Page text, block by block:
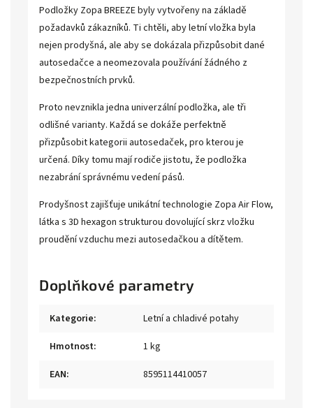
Podložky Zopa BREEZE byly vytvořeny na základě
požadavků zákazníků. Ti chtěli, aby letní vložka byla
nejen prodyšná, ale aby se dokázala přizpůsobit dané
autosedačce a neomezovala používání žádného z
bezpečnostních prvků.
Proto nevznikla jedna univerzální podložka, ale tři
odlišné varianty. Každá se dokáže perfektně
přizpůsobit kategorii autosedaček, pro kterou je
určená. Díky tomu mají rodiče jistotu, že podložka
nezabrání správnému vedení pásů.
Prodyšnost zajišťuje unikátní technologie Zopa Air Flow,
látka s 3D hexagon strukturou dovolující skrz vložku
proudění vzduchu mezi autosedačkou a dítětem.
Doplňkové parametry
Kategorie:
Letní a chladivé potahy
Hmotnost:
1 kg
EAN: 8595114410057